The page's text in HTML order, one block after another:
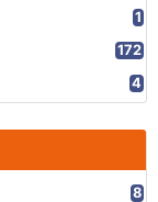
1
172
4
8